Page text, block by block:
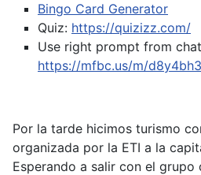
Bingo Card Generator
Quiz: https://quizizz.com/
Use right prompt from
https://mfbc.us/m/d8y4bh3
Por la tarde hicimos turismo
organizada por la ETI a la
Esperando a salir con el